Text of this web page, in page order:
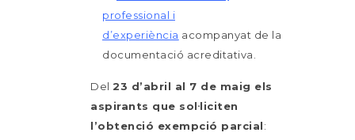
professional i
d’experiència acompanyat de la
documentació acreditativa.
Del 23 d’abril al 7 de maig els
aspirants que sol·liciten
l’obtenció exempció parcial: